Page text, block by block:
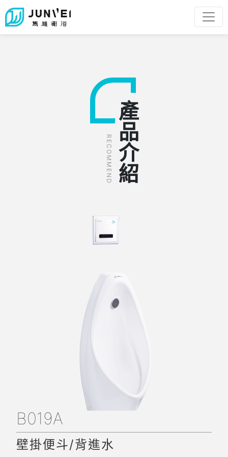
RECOMMEND產品介紹
B019A
壁掛便斗/背進水